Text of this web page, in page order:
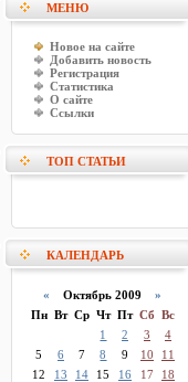
МЕНЮ
Новое на сайте
Добавить новость
Регистрация
Статистика
О сайте
Ссылки
ТОП СТАТЬИ
КАЛЕНДАРЬ
« Октябрь 2009»
Пн Вт Ср Чт Пт Сб Вс
1
2 3
4
5
6 7 8 9 10
11
12
13 14 15 16 17
18